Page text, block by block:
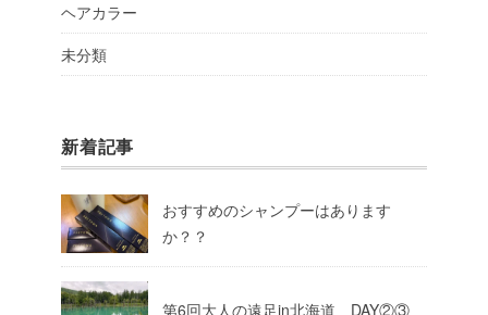
ヘアカラー
未分類
新着記事
おすすめのシャンプーはあります
か？？
第6回大人の遠足in北海道 DAY②③